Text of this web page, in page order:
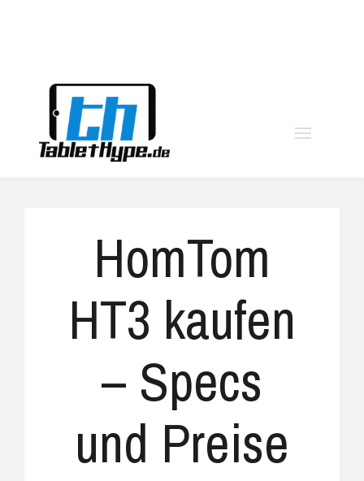
HomTom
HT3 kaufen
– Specs
und Preise